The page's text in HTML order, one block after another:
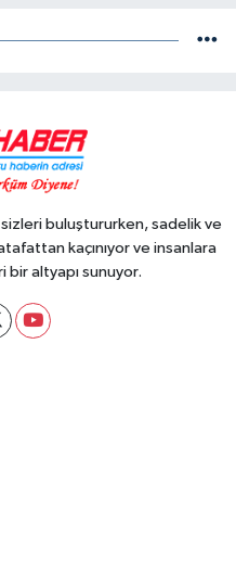
buluştururken, sadelik ve
kaçınıyor ve insanlara
altyapı sunuyor.